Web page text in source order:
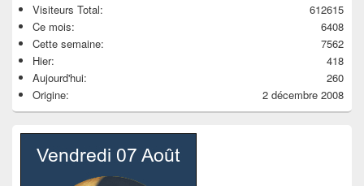
612615
Visiteurs Total:
6408
Ce mois:
7562
Cette semaine:
418
Hier:
260
Aujourd'hui:
2 décembre 2008
Origine: